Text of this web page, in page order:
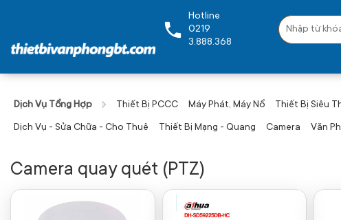
Hotline
0219
3.888.368
Dịch Vụ Tổng Hợp Thiết Bị PCCC Máy Phát, Máy Nổ Thiết Bị Siêu
Dịch Vụ - Sửa Chữa - Cho Thuê Thiết Bị Mạng - Quang Camera Văn
Camera quay quét (PTZ)